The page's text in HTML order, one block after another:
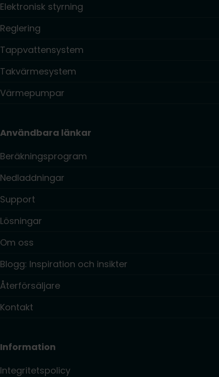
Elektronisk styrning
Reglering
Tappvattensystem
Takvärmesystem
Värmepumpar
Användbara länkar
Beräkningsprogram
Nedladdningar
Support
Lösningar
Om oss
Blogg: Inspiration och insikter
Återförsäljare
Kontakt
Information
Integritetspolicy